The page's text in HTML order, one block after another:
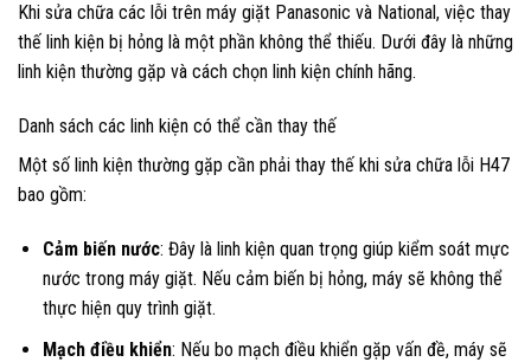
Khi sửa chữa các lỗi trên máy giặt Panasonic và National, việc thay
thế linh kiện bị hỏng là một phần không thể thiếu. Dưới đây là những
linh kiện thường gặp và cách chọn linh kiện chính hãng.
Danh sách các linh kiện có thể cần thay thế
Một số linh kiện thường gặp cần phải thay thế khi sửa chữa lỗi H47
bao gồm:
Cảm biến nước: Đây là linh kiện quan trọng giúp kiểm soát mực
nước trong máy giặt. Nếu cảm biến bị hỏng, máy sẽ không thể
thực hiện quy trình giặt.
Mạch điều khiển: Nếu bo mạch điều khiển gặp vấn đề, máy sẽ